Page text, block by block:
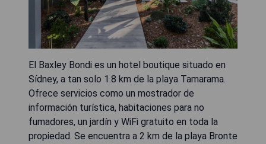
El Baxley Bondi es un hotel boutique situado en
Sídney, a tan solo 1.8 km de la playa Tamarama.
Ofrece servicios como un mostrador de
información turística, habitaciones para no
fumadores, un jardín y WiFi gratuito en toda la
propiedad. Se encuentra a 2 km de la playa Bronte